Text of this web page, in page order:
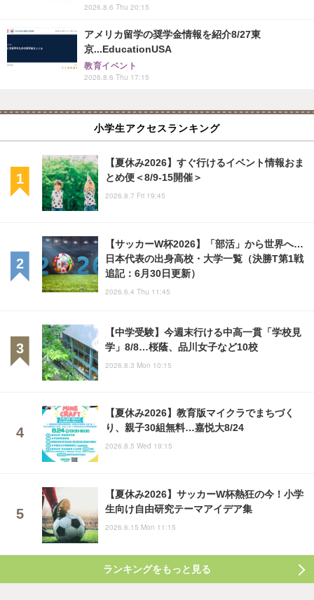
2026.8.6 Thu 20:15
アメリカ留学の奨学金情報を紹介8/27東
京...EducationUSA
教育イベント
2026.8.6 Thu 17:15
小学生アクセスランキング
【夏休み2026】すぐ行けるイベント情報おま
とめ便＜8/9-15開催＞
2026.8.7 Fri 19:45
【サッカーW杯2026】「部活」から世界へ…
日本代表の出身高校・大学一覧（決勝T第1戦
追記：6月30日更新）
2026.6.4 Thu 11:45
【中学受験】今週末行ける中高一貫「学校見
学」8/8…桜蔭、品川女子など10校
2026.8.3 Mon 10:15
【夏休み2026】教育版マイクラでまちづく
り、親子30組無料…嘉悦大8/24
2026.8.5 Wed 19:15
【夏休み2026】サッカーW杯熱狂の今！小学
生向け自由研究テーマアイデア集
2026.6.15 Mon 11:15
ランキングをもっと見る